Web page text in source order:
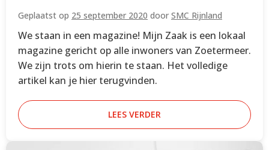
Geplaatst op 25 september 2020 door SMC Rijnland
We staan in een magazine! Mijn Zaak is een lokaal
magazine gericht op alle inwoners van Zoetermeer.
We zijn trots om hierin te staan. Het volledige
artikel kan je hier terugvinden.
LEES VERDER